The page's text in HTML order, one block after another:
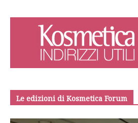
Le edizioni di Kosmetica Forum